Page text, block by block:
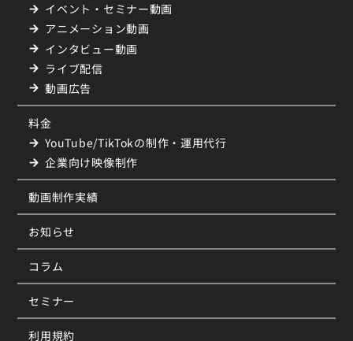
イベント・セミナー動画
アニメーション動画
インタビュー動画
ライブ配信
動画広告
料金
YouTube/TikTokの制作・運用代行
企業向け映像制作
動画制作実績
お知らせ
コラム
セミナー
利用規約